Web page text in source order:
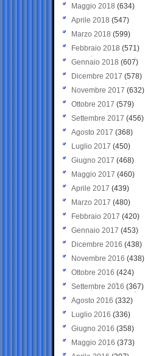
Maggio 2018 (634)
Aprile 2018 (547)
Marzo 2018 (599)
Febbraio 2018 (571)
Gennaio 2018 (607)
Dicembre 2017 (578)
Novembre 2017 (632)
Ottobre 2017 (579)
Settembre 2017 (456)
Agosto 2017 (368)
Luglio 2017 (450)
Giugno 2017 (468)
Maggio 2017 (460)
Aprile 2017 (439)
Marzo 2017 (480)
Febbraio 2017 (420)
Gennaio 2017 (453)
Dicembre 2016 (438)
Novembre 2016 (438)
Ottobre 2016 (424)
Settembre 2016 (367)
Agosto 2016 (332)
Luglio 2016 (336)
Giugno 2016 (358)
Maggio 2016 (373)